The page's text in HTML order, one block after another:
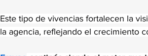
Este tipo de vivencias fortalecen la
la agencia, reflejando el crecimiento